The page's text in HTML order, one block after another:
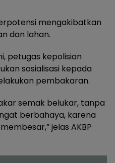
mengakibatkan
dan lahan.
petugas kepolisian
sosialisasi kepada
pembakaran.
semak belukar, tanpa
berbahaya, karena
jelas AKBP